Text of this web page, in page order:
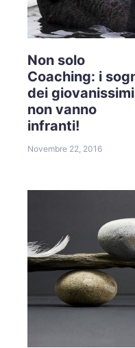
Non solo
Coaching: i
dei giovanissimi
non vanno
infranti!
Novembre 22, 2016